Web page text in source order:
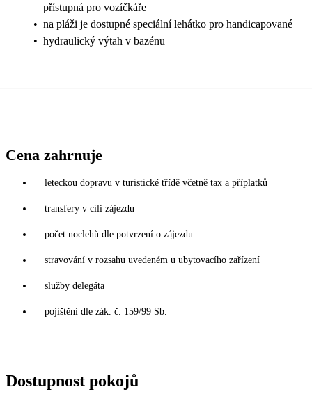
přístupná pro vozíčkáře
• na pláži je dostupné speciální lehátko pro handicapované
• hydraulický výtah v bazénu
Cena zahrnuje
leteckou dopravu v turistické třídě včetně tax a příplatků
transfery v cíli zájezdu
počet noclehů dle potvrzení o zájezdu
stravování v rozsahu uvedeném u ubytovacího zařízení
služby delegáta
pojištění dle zák. č. 159/99 Sb.
Dostupnost pokojů